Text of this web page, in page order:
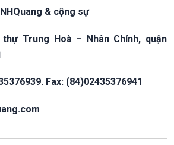
& cộng sự
thự Trung Hoà – Nhân Chính, quận
Fax: (84)02435376941